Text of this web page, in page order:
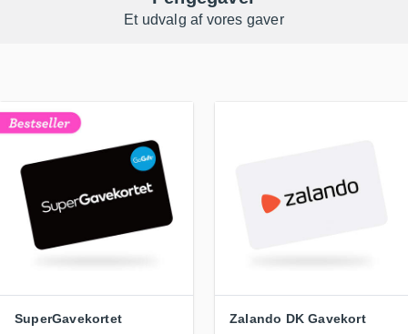
Et udvalg af vores gaver
SuperGavekortet
Zalando DK Gavekort